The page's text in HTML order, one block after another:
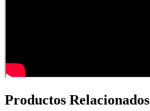
Productos Relacionados